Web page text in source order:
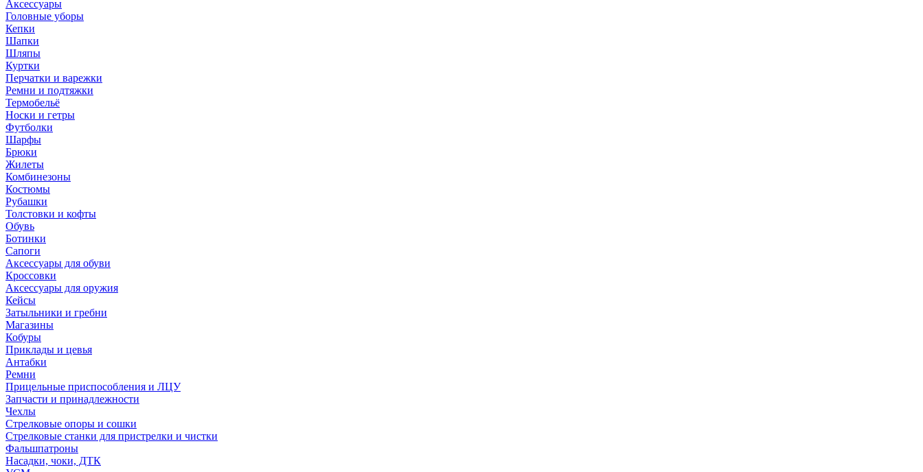
Аксессуары
Головные уборы
Кепки
Шапки
Шляпы
Куртки
Перчатки и варежки
Ремни и подтяжки
Термобельё
Носки и гетры
Футболки
Шарфы
Брюки
Жилеты
Комбинезоны
Костюмы
Рубашки
Толстовки и кофты
Обувь
Ботинки
Сапоги
Аксессуары для обуви
Кроссовки
Аксессуары для оружия
Кейсы
Затыльники и гребни
Магазины
Кобуры
Приклады и цевья
Антабки
Ремни
Прицельные приспособления и ЛЦУ
Запчасти и принадлежности
Чехлы
Стрелковые опоры и сошки
Стрелковые станки для пристрелки и чистки
Фальшпатроны
Насадки, чоки, ДТК